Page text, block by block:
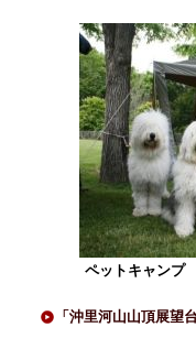
ペットキャンプ
「沖里河山山頂展望